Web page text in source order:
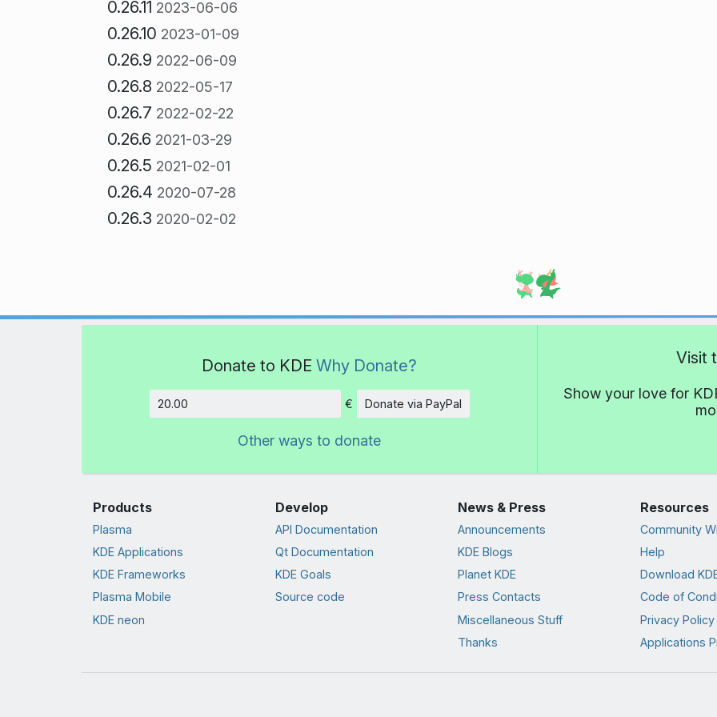
0.26.11 2023-06-06
0.26.10 2023-01-09
0.26.9 2022-06-09
0.26.8 2022-05-17
0.26.7 2022-02-22
0.26.6 2021-03-29
0.26.5 2021-02-01
0.26.4 2020-07-28
0.26.3 2020-02-02
Donate to KDE Why Donate?
Amount
€ Donate via PayPal
Other ways to donate
Visit
Show your love for
Products
Plasma
KDE Applications
KDE Frameworks
Plasma Mobile
KDE neon
Develop
API Documentation
Qt Documentation
KDE Goals
Source code
News & Press
Announcements
KDE Blogs
Planet KDE
Press Contacts
Miscellaneous Stuff
Thanks
Resources
Community
Help
Download
Code of
Privacy Policy
Applications